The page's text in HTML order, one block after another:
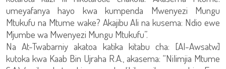
umeyafanya hayo kwa kumpenda Mwenyezi Mungu
Mtukufu na Mtume wake? Akajibu Ali na kusema: Ndio ewe
Mjumbe wa Mwenyezi Mungu Mtukufu”.
Na At-Twabarniy akatoa katika kitabu cha: [Al-Awsatw]
kutoka kwa Kaab Bin Ujraha R.A., akasema: “Nilimjia Mtume